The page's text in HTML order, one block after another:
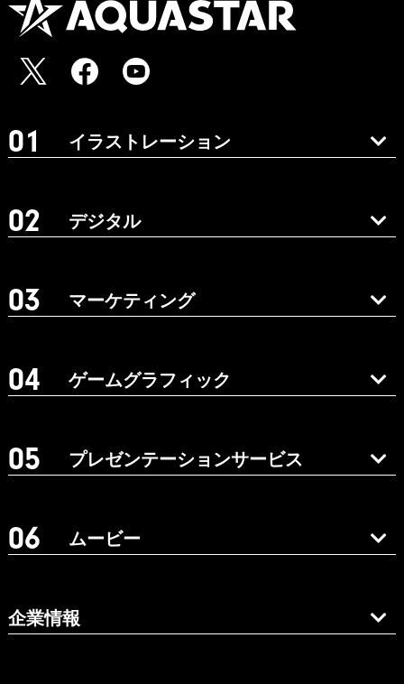
イラストレーション
デジタル
マーケティング
ゲームグラフィック
プレゼンテーションサービス
ムービー
企業情報